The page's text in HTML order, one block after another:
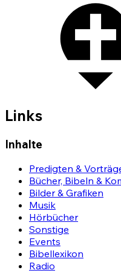
Links
Inhalte
Predigten &
Bücher, Bibeln &
Bilder & Grafiken
Musik
Hörbücher
Sonstige
Events
Bibellexikon
Radio